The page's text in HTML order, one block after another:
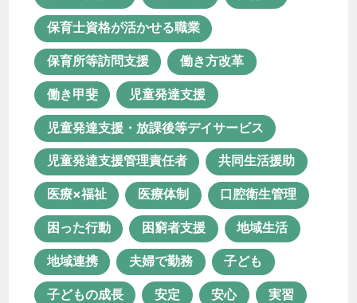
医療体制 口腔衛生管理
困った行動 困窮者支援 地域生活
地域連携 夫婦で勤務
子どもの成長 安定 安心
実習 年間行事 支援制度
支援級 放課後等デイサービス
新卒 新棟 日中サービス支援型
未経験 未経験転職
栄養マネジメント 栄養管理 活動
保育士資格が活かせる職業
保育所等訪問支援 働き方改革
働き甲斐 児童発達支援
児童発達支援・放課後等デイサービス
児童発達支援管理責任者 共同生活援助
医療×福祉 医療体制 口腔衛生管理
困った行動 困窮者支援 地域生活
地域連携 夫婦で勤務 子ども
子どもの成長 安定 安心 実習